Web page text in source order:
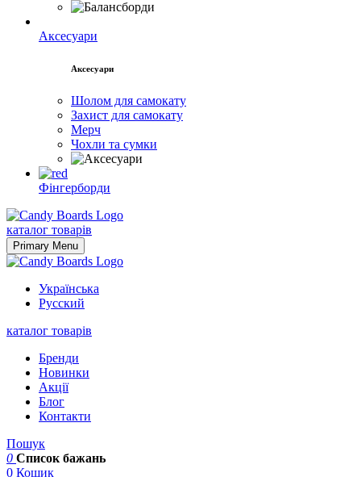
Аксесуари
Аксесуари
Шолом для самокату
Захист для самокату
Мерч
Чохли та сумки
Фінгерборди
Skip
to
content
каталог товарів
Primary Menu
Українська
Русский
каталог товарів
Бренди
Новинки
Акції
Блог
Контакти
Пошук
0 Список бажань
0 Кошик